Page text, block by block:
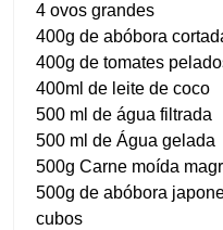
4 ovos grandes
400g de abóbora
400g de tomates
400ml de leite de coco
500 ml de água filtrada
500 ml de Água gelada
500g Carne moída
500g de abóbora
cubos